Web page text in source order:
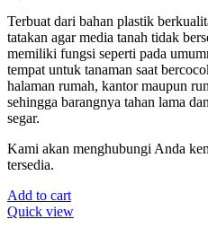
Terbuat dari bahan plastik
tatakan agar media tanah tidak
memiliki fungsi seperti pada
tempat untuk tanaman saat
halaman rumah, kantor maupun
sehingga barangnya tahan lama
segar.
Kami akan menghubungi Anda
tersedia.
Add to cart
Quick view